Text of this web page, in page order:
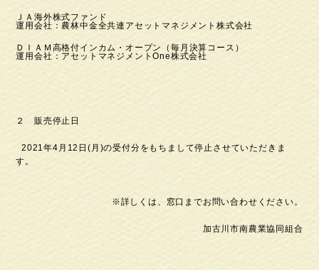
ＪＡ海外株式ファンド
運用会社：農林中金全共連アセットマネジメント株式会社
ＤＩＡＭ高格付インカム・オープン（毎月決算コース）
運用会社：アセットマネジメントOne株式会社
２ 販売停止日
2021年4月12日(月)の受付分をもちまして停止させていただきま
す。
※詳しくは、窓口までお問い合わせください。
加古川市南農業協同組合